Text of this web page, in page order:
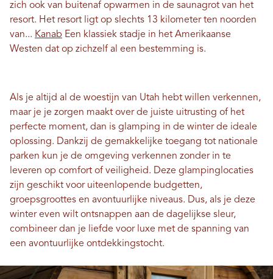
zich ook van buitenaf opwarmen in de saunagrot van het
resort. Het resort ligt op slechts 13 kilometer ten noorden
van... Kanab Een klassiek stadje in het Amerikaanse
Westen dat op zichzelf al een bestemming is.
Als je altijd al de woestijn van Utah hebt willen verkennen,
maar je je zorgen maakt over de juiste uitrusting of het
perfecte moment, dan is glamping in de winter de ideale
oplossing. Dankzij de gemakkelijke toegang tot nationale
parken kun je de omgeving verkennen zonder in te
leveren op comfort of veiligheid. Deze glampinglocaties
zijn geschikt voor uiteenlopende budgetten,
groepsgroottes en avontuurlijke niveaus. Dus, als je deze
winter even wilt ontsnappen aan de dagelijkse sleur,
combineer dan je liefde voor luxe met de spanning van
een avontuurlijke ontdekkingstocht.